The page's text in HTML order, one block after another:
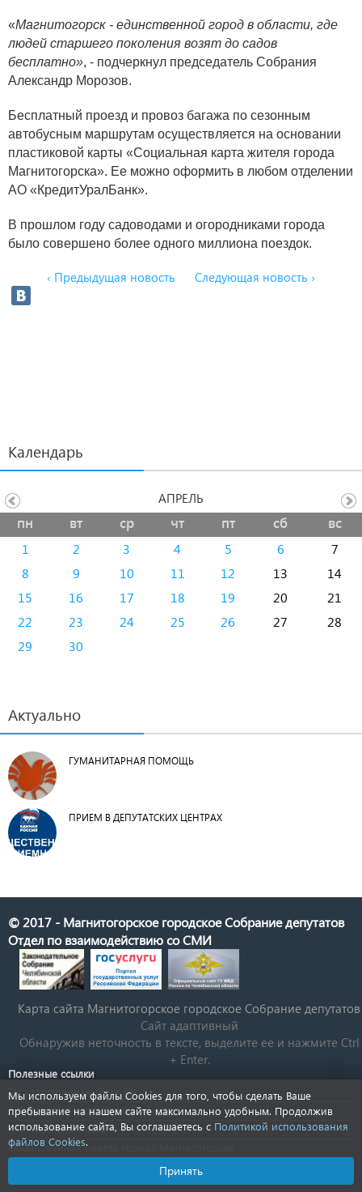
«Магнитогорск - единственной город в области, где
людей старшего поколения возят до садов
бесплатно», - подчеркнул председатель Собрания
Александр Морозов.
Бесплатный проезд и провоз багажа по сезонным
автобусным маршрутам осуществляется на основании
пластиковой карты «Социальная карта жителя города
Магнитогорска». Ее можно оформить в любом отделении
АО «КредитУралБанк».
В прошлом году садоводами и огородниками города
было совершено более одного миллиона поездок.
‹ Предыдущая новость Следующая новость ›
Календарь
пн вт ср чт пт сб вс
1 2 3 4 5 6
7
8
9 10 11 12 13
14
15
16 17 18 19 20
21
22
23 24 25 26 27
28
29
30
АПРЕЛЬ
Актуально
ГУМАНИТАРНАЯ ПОМОЩЬ
ПРИЕМ В ДЕПУТАТСКИХ ЦЕНТРАХ
© 2017 - Магнитогорское городское Собрание депутатов
Отдел по взаимодействию со СМИ
Карта сайта Магнитогорское городское Cобрание депутатов
Сайт адаптивный
Обнаружив неточность в тексте, выделите ее и нажмите Ctrl
+ Enter.
Полезные ссылки
Государственная Дума РФ
Губернатор Челябинской области
КСП Магнитогорска
Общественная палата города Магнитогорска
Новости Челябинской области
Мы используем файлы Cookies для того, чтобы сделать Ваше
пребывание на нашем сайте максимально удобным. Продолжив
использование сайта, Вы соглашаетесь с Политикой использования
файлов Cookies.
Принять